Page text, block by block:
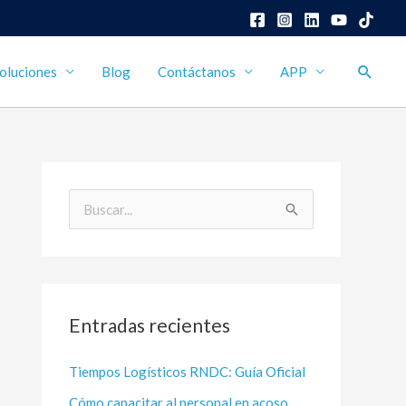
Blog Contáctanos APP
a
p
Entradas recientes
Tiempos Logísticos RNDC: Guía Oficial
Cómo capacitar al personal en acoso